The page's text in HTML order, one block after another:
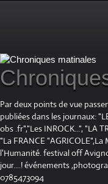
Par deux points de vue
publiées dans les journaux:
obs .fr","Les INROCK...", "LA
"La FRANCE
l'Humanité. festival off
jour....! événements
0785473094